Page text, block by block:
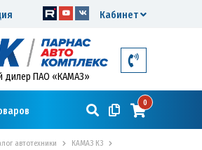
Кабинет
дилер ПАО «КАМАЗ»
0
автотехники
КАМАЗ К3